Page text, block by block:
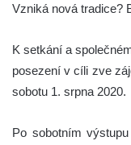
Vzniká nová tradice?
K setkání a
posezení v cíli zve
sobotu 1. srpna 2020.
Po sobotním